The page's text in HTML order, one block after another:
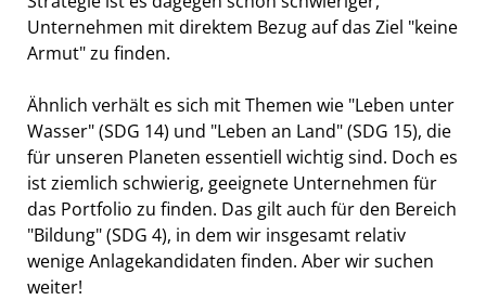
Unternehmen mit direktem Bezug auf das Ziel "keine
Armut" zu finden.
Ähnlich verhält es sich mit Themen wie "Leben unter
Wasser" (SDG 14) und "Leben an Land" (SDG 15), die
für unseren Planeten essentiell wichtig sind. Doch es
ist ziemlich schwierig, geeignete Unternehmen für
das Portfolio zu finden. Das gilt auch für den Bereich
"Bildung" (SDG 4), in dem wir insgesamt relativ
wenige Anlagekandidaten finden. Aber wir suchen
weiter!